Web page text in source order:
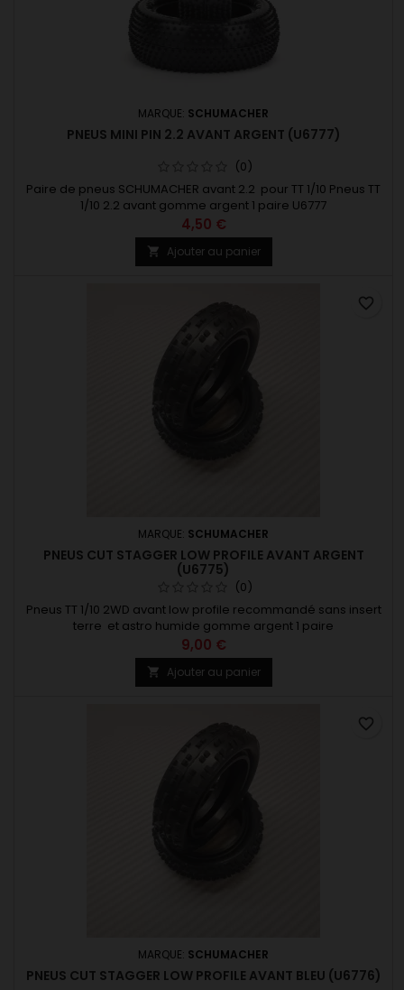
MARQUE: SCHUMACHER
PNEUS MINI PIN 2.2 AVANT ARGENT (U6777)
(0)
Paire de pneus SCHUMACHER avant 2.2 pour TT 1/10 Pneus TT
1/10 2.2 avant gomme argent 1 paire U6777
4,50 €
 Ajouter au panier
MARQUE: SCHUMACHER
PNEUS CUT STAGGER LOW PROFILE AVANT ARGENT
(U6775)
(0)
Pneus TT 1/10 2WD avant low profile recommandé sans insert
terre et astro humide gomme argent 1 paire
9,00 €
 Ajouter au panier
favorite_border
MARQUE: SCHUMACHER
PNEUS CUT STAGGER LOW PROFILE AVANT BLEU (U6776)
favorite_border